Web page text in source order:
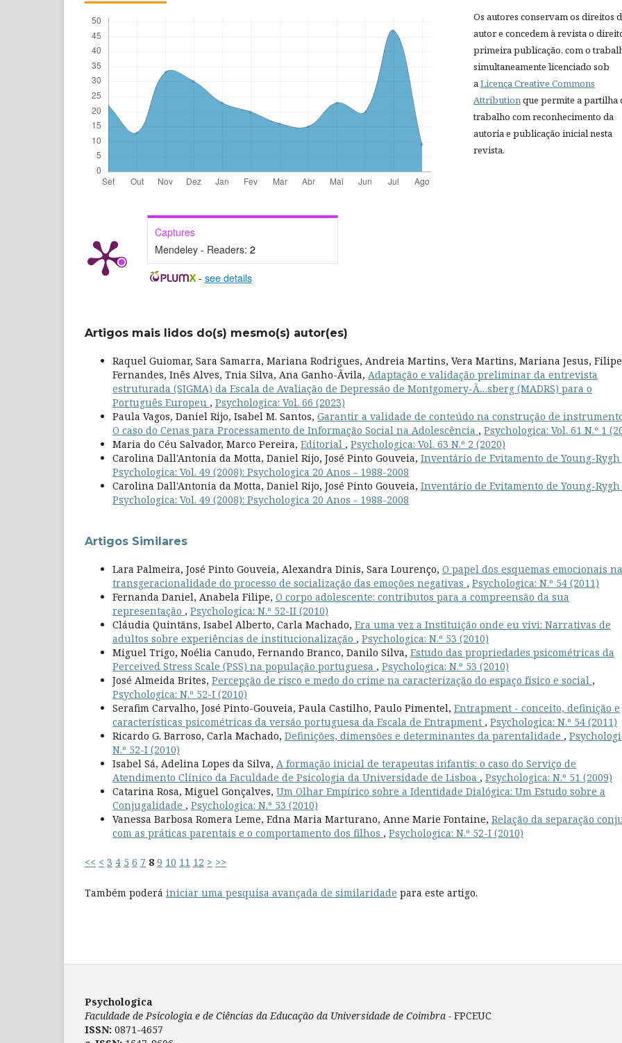
Captures
Mendeley - Readers: 2
- see details
Os autores conservam os direitos
autor e concedem à revista o
primeira publicação, com o
simultaneamente licenciado sob
aLicença Creative Commons
Attributionque permite a partilha
trabalho com reconhecimento da
autoria e publicação inicial nesta
revista.
Artigos mais lidos do(s) mesmo(s) autor(es)
Raquel Guiomar, Sara Samarra, Mariana Rodrigues, Andreia Martins, Vera Martins, Mariana Jesus, Filipe
Fernandes, Inês Alves, Tnia Silva, Ana Ganho-Ãvila, Adaptação e validação preliminar da entrevista
estruturada (SIGMA) da Escala de Avaliação de Depressão de Montgomery-Ã…sberg (MADRS) para o
Português Europeu , Psychologica: Vol. 66 (2023)
Paula Vagos, Daniel Rijo, Isabel M. Santos, Garantir a validade de conteúdo na construção de
O caso do Cenas para Processamento de Informação Social na Adolescência , Psychologica: Vol. 61 N.º 1
Maria do Céu Salvador, Marco Pereira, Editorial , Psychologica: Vol. 63 N.º 2 (2020)
Carolina Dall'Antonia da Motta, Daniel Rijo, José Pinto Gouveia, Inventário de Evitamento de Young-Rygh
Psychologica: Vol. 49 (2008): Psychologica 20 Anos - 1988-2008
Carolina Dall'Antonia da Motta, Daniel Rijo, José Pinto Gouveia, Inventário de Evitamento de Young-Rygh
Psychologica: Vol. 49 (2008): Psychologica 20 Anos - 1988-2008
Artigos Similares
Lara Palmeira, José Pinto Gouveia, Alexandra Dinis, Sara Lourenço, O papel dos esquemas emocionais na
transgeracionalidade do processo de socialização das emoções negativas , Psychologica: N.º 54 (2011)
Fernanda Daniel, Anabela Filipe, O corpo adolescente: contributos para a compreensão da sua
representação , Psychologica: N.º 52-II (2010)
Cláudia Quintãns, Isabel Alberto, Carla Machado, Era uma vez a Instituição onde eu vivi: Narrativas de
adultos sobre experiências de institucionalização , Psychologica: N.º 53 (2010)
Miguel Trigo, Noélia Canudo, Fernando Branco, Danilo Silva, Estudo das propriedades psicométricas da
Perceived Stress Scale (PSS) na população portuguesa , Psychologica: N.º 53 (2010)
José Almeida Brites, Percepção de risco e medo do crime na caracterização do espaço físico e social ,
Psychologica: N.º 52-I (2010)
Serafim Carvalho, José Pinto-Gouveia, Paula Castilho, Paulo Pimentel, Entrapment - conceito, definição e
características psicométricas da versão portuguesa da Escala de Entrapment , Psychologica: N.º 54 (2011)
Ricardo G. Barroso, Carla Machado, Definições, dimensões e determinantes da parentalidade ,
N.º 52-I (2010)
Isabel Sá, Adelina Lopes da Silva, A formação inicial de terapeutas infantis: o caso do Serviço de
Atendimento Clínico da Faculdade de Psicologia da Universidade de Lisboa , Psychologica: N.º 51 (2009)
Catarina Rosa, Miguel Gonçalves, Um Olhar Empírico sobre a Identidade Dialógica: Um Estudo sobre a
Conjugalidade , Psychologica: N.º 53 (2010)
Vanessa Barbosa Romera Leme, Edna Maria Marturano, Anne Marie Fontaine, Relação da separação
com as práticas parentais e o comportamento dos filhos , Psychologica: N.º 52-I (2010)
<< < 3 4 5 6 7 8 9 10 11 12 > >>
Também poderá iniciar uma pesquisa avançada de similaridade para este artigo.
Psychologica
Faculdade de Psicologia e de Ciências da Educação da Universidade de Coimbra - FPCEUC
ISSN: 0871-4657